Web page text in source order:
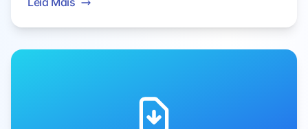
digital em 2025.